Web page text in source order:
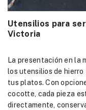
Utensilios para
Victoria
La presentación en la
los utensilios de
tus platos. Con
cocotte, cada pieza
directamente,